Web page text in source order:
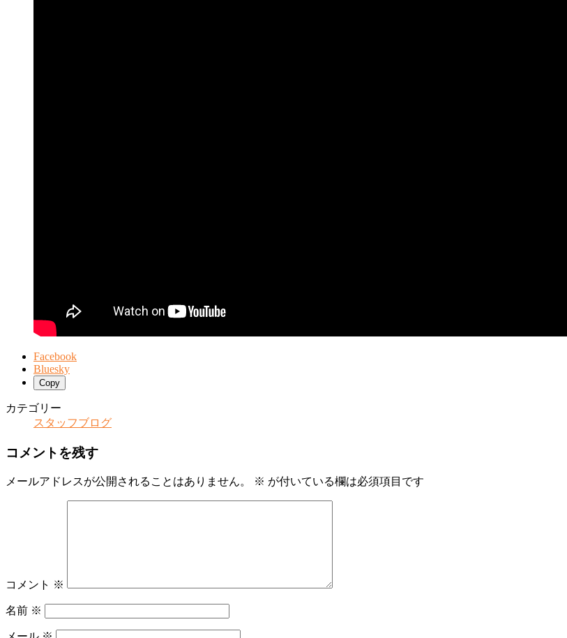
Facebook
Bluesky
Copy
カテゴリー
スタッフブログ
コメントを残す
メールアドレスが公開されることはありません。 ※ が付いている欄は必須項目です
コメント ※
名前 ※